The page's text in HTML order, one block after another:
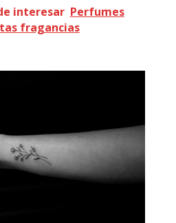
interesar Perfumes
fragancias